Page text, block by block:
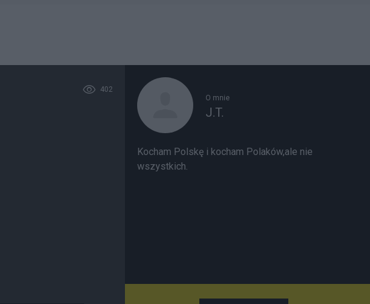
402
O mnie
J.T.
Kocham Polskę i kocham Polaków,ale nie
wszystkich.